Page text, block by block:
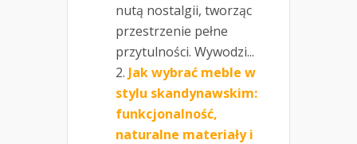
nutą nostalgii, tworząc
przestrzenie pełne
przytulności. Wywodzi...
Jak wybrać meble w
stylu skandynawskim:
funkcjonalność,
naturalne materiały i